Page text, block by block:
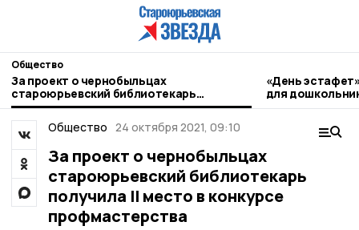
Общество
За проект о чернобыльцах
староюрьевский библиотекарь
получила II место в конкурсе
профмастерства
«День
для
Общество 24 октября 2021, 09:10
За проект о чернобыльцах
староюрьевский библиотекарь
получила II место в конкурсе
профмастерства